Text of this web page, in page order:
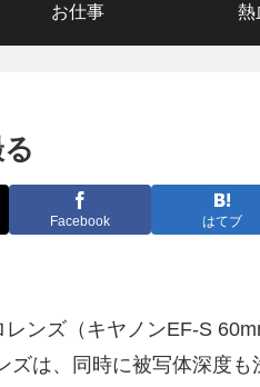
お仕事 熱
Facebook はてブ
ンズ（キヤノンEF-S
ズは、同時に被写体深度